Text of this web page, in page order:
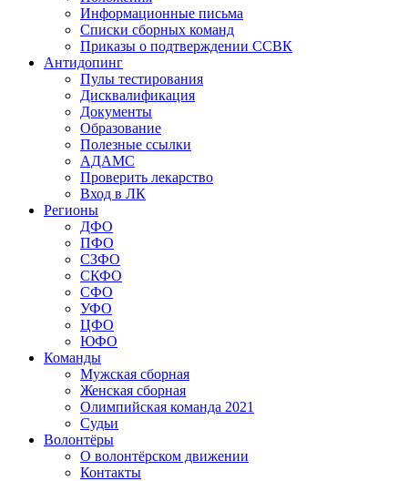
Информационные письма
Списки сборных команд
Приказы о подтверждении ССВК
Антидопинг
Пулы тестирования
Дисквалификация
Документы
Образование
Полезные ссылки
АДАМС
Проверить лекарство
Вход в ЛК
Регионы
ДФО
ПФО
СЗФО
СКФО
СФО
УФО
ЦФО
ЮФО
Команды
Мужская сборная
Женская сборная
Олимпийская команда 2021
Судьи
Волонтёры
О волонтёрском движении
Контакты